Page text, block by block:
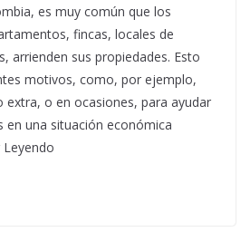
es muy común que los
fincas, locales de
arrienden sus propiedades. Esto
motivos, como, por ejemplo,
extra, o en ocasiones, para ayudar
en una situación económica